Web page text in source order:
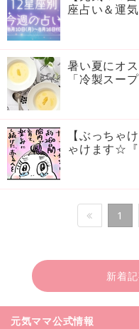
座占い＆運
暑い夏にオ
「冷製スー
【ぶっちゃ
ゃけます☆『
1
新着
元気ママ公式情報